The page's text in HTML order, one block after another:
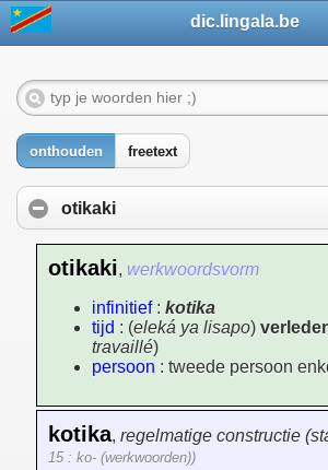
dic.lingala.be
onthouden freetext
otikaki
otikaki, werkwoordsvorm
infinitief: kotika
tijd : (eleká ya lisapo)
travaillé)
persoon : tweede persoon
kotika, regelmatige constructie
15 : ko- (werkwoorden))